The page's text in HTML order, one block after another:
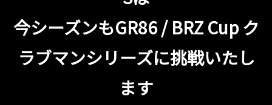
今シーズンもGR86 / BRZ Cup ク
ラブマンシリーズに挑戦いたし
ます